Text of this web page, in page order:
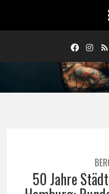
50 Jahre